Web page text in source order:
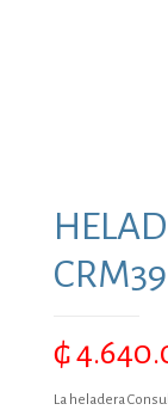
CRM39
₲
La heladera